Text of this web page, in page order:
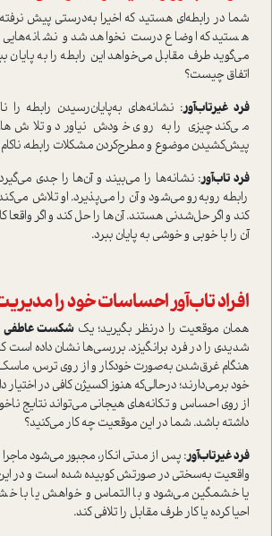
شما در رابطه‌ای هستید که اخیرا به‌درستی پیش
هستید که اوضاع درست نخواهد شد و نشانه‌هایی
می‌گوید طرف مقابل می‌خواهد این رابطه را به پایان
اتفاق چیست؟
فرد غیرتاب‌آور: نشانه‌های به‌پایان‌رسیدن رابطه را
می‌کند چیزی را به روی خودش نیاورد و
پیش‌کشیدن موضوع و مطرح‌کردن مشکلات رابطه،
فرد تاب‌آور: نشانه‌ها را می‌بیند و آن‌ها را جدی
رابطه روبه‌رو می‌شود و آن را می‌پذیرد. او تلاش
کند و اگر حل‌شدنی هستند‌. آن‌ها را حل کند و اگر واقعا
آن را با خوبی و خوشی به پایان ببرد.
افراد تاب‌آور احساسات خود را
همان موقعیت را در‌نظر بگیرید؛ یک شکست عاطفی
شدیدی را در فرد برانگیزد. بررسی‌ها نشان داده ا‌ست
هنگام غرق‌شدن به‌صورت خودکار و از روی ترس، ماسک
خود برمی‌دارند؛ در‌حالی‌که هنوز اکسیژن کافی در اختیار
از روی احساس و تکانه‌های هیجانی می‌تواند نتایج
داشته باشد. شما در این موقعیت چه کار می‌کنید؟
فرد غیرتاب‌آور: پس از مدتی انکار، مجبور می‌شود ماجرا
واقعیت به‌سختی در صورتش کوبیده شده ا‌ست و در
یا خشمگین می‌شود و با التماس و خواهش یا با
احیا کرده یا کار طرف مقابل را تلافی کند.